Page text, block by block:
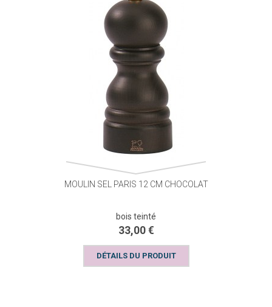
MOULIN SEL PARIS 12 CM CHOCOLAT
bois teinté
33,00 €
DÉTAILS DU PRODUIT